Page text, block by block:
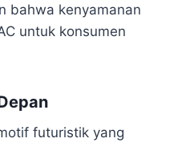
bahwa kenyamanan
untuk konsumen
futuristik yang